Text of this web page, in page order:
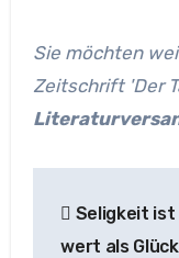
Sie möchten
Zeitschrift 'Der
Seligkeit ist
wert als Glück